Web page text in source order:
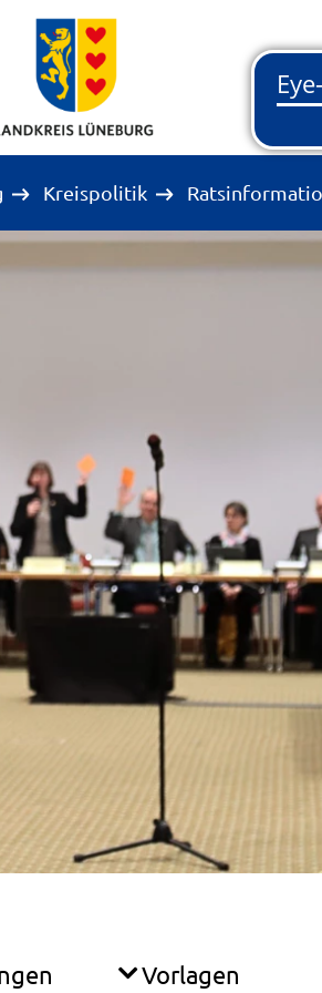
Kreispolitik
Vorlagen